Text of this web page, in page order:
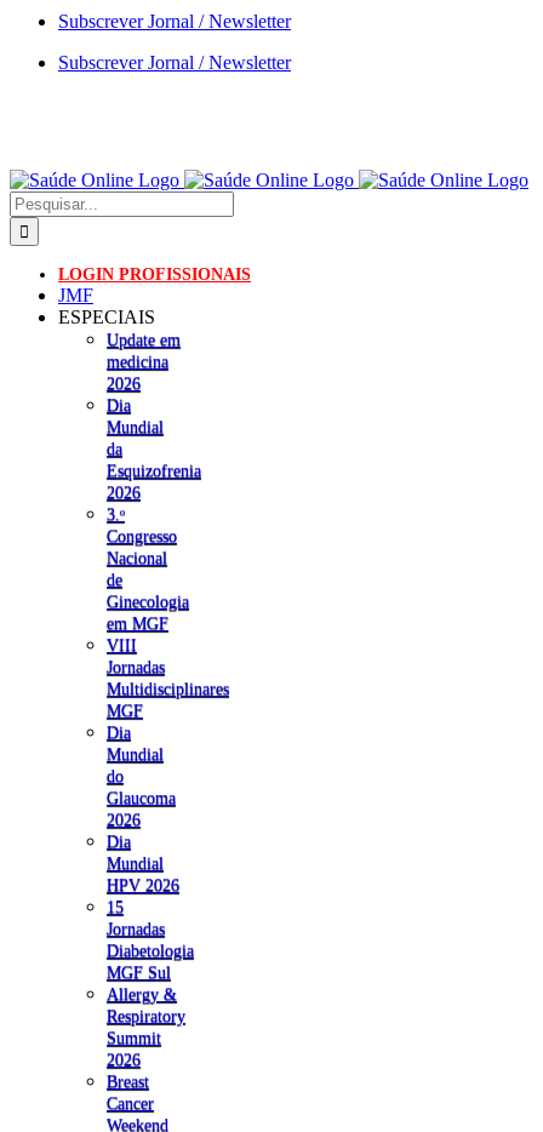
Skip
content
Subscrever Jornal / Newsletter
Subscrever Jornal / Newsletter
Pesquisar
LOGIN PROFISSIONAIS
JMF
ESPECIAIS
Update em
medicina
2026
Dia
Mundial
da
Esquizofrenia
2026
3.ᵒ
Congresso
Nacional
de
Ginecologia
em MGF
VIII
Jornadas
Multidisciplinares
MGF
Dia
Mundial
do
Glaucoma
2026
Dia
Mundial
HPV 2026
15
Jornadas
Diabetologia
MGF Sul
Allergy &
Respiratory
Summit
2026
Breast
Cancer
Weekend